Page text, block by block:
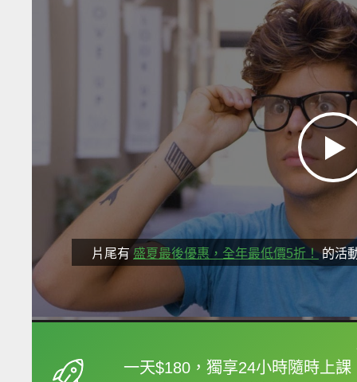
片尾有 盛夏最後優惠，全年最低價5折！的活
一天$180，獨享24小時隨時上課
框選或點兩下字幕可